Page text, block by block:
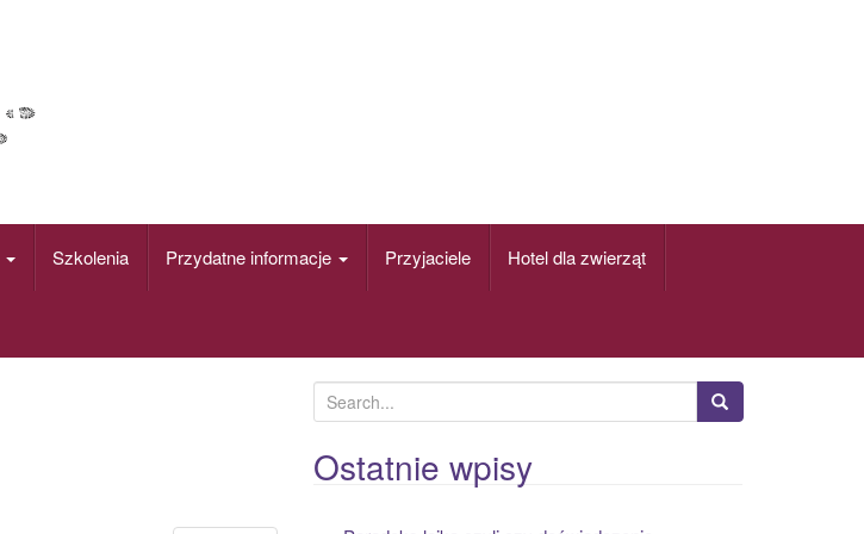
Szkolenia Przydatne informacje Przyjaciele Hotel dla zwierząt
e
a
r
Ostatnie wpisy